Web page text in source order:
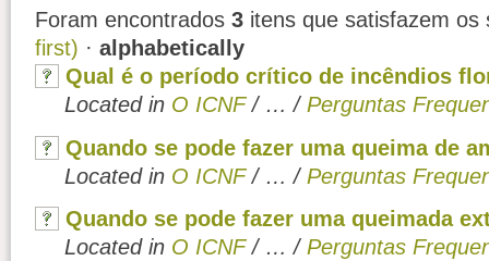
Foram encontrados3 itens que satisfazem os
first) · alphabetically
Qual é o período crítico de incêndios
Located in O ICNF / …/ Perguntas
Quando se pode fazer uma queima de
Located in O ICNF / …/ Perguntas
Quando se pode fazer uma queimada
Located in O ICNF / …/ Perguntas